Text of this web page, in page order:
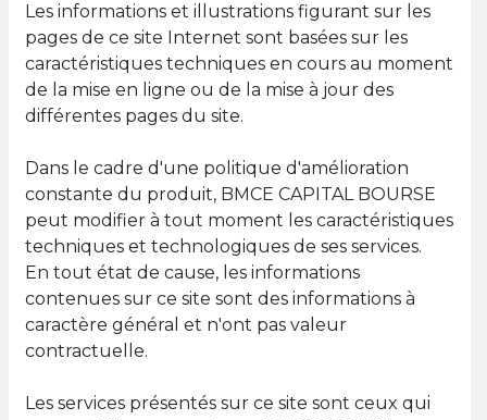
Les informations et illustrations figurant sur les
pages de ce site Internet sont basées sur les
caractéristiques techniques en cours au moment
de la mise en ligne ou de la mise à jour des
différentes pages du site.
Dans le cadre d'une politique d'amélioration
constante du produit, BMCE CAPITAL BOURSE
peut modifier à tout moment les caractéristiques
techniques et technologiques de ses services.
En tout état de cause, les informations
contenues sur ce site sont des informations à
caractère général et n'ont pas valeur
contractuelle.
Les services présentés sur ce site sont ceux qui